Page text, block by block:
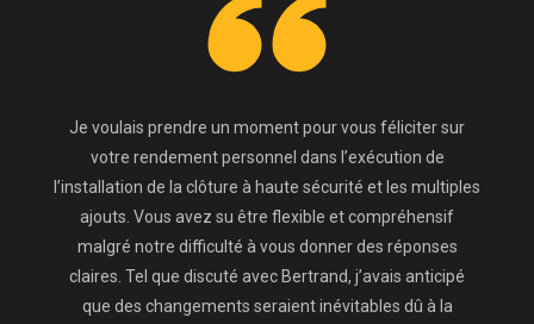
Je voulais prendre un moment pour vous féliciter sur
votre rendement personnel dans l’exécution de
l’installation de la clôture à haute sécurité et les multiples
ajouts. Vous avez su être flexible et compréhensif
malgré notre difficulté à vous donner des réponses
claires. Tel que discuté avec Bertrand, j’avais anticipé
que des changements seraient inévitables dû à la